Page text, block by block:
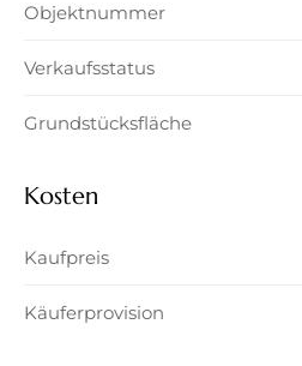
Objektnummer
Verkaufsstatus
Grundstücksfläche
Kosten
Kaufpreis
Käuferprovision